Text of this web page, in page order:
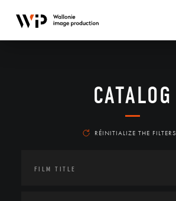
CATALOG
RÉINITIALIZE THE FILTERS